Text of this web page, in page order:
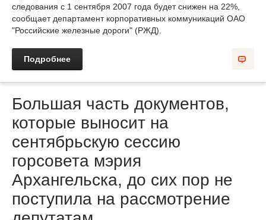
следования с 1 сентября 2007 года будет снижен на 22%,
сообщает департамент корпоративных коммуникаций ОАО
"Российские железные дороги" (РЖД).
Подробнее
Большая часть документов,
которые выносит на
сентябрьскую сессию
горсовета мэрия
Архангельска, до сих пор не
поступила на рассмотрение